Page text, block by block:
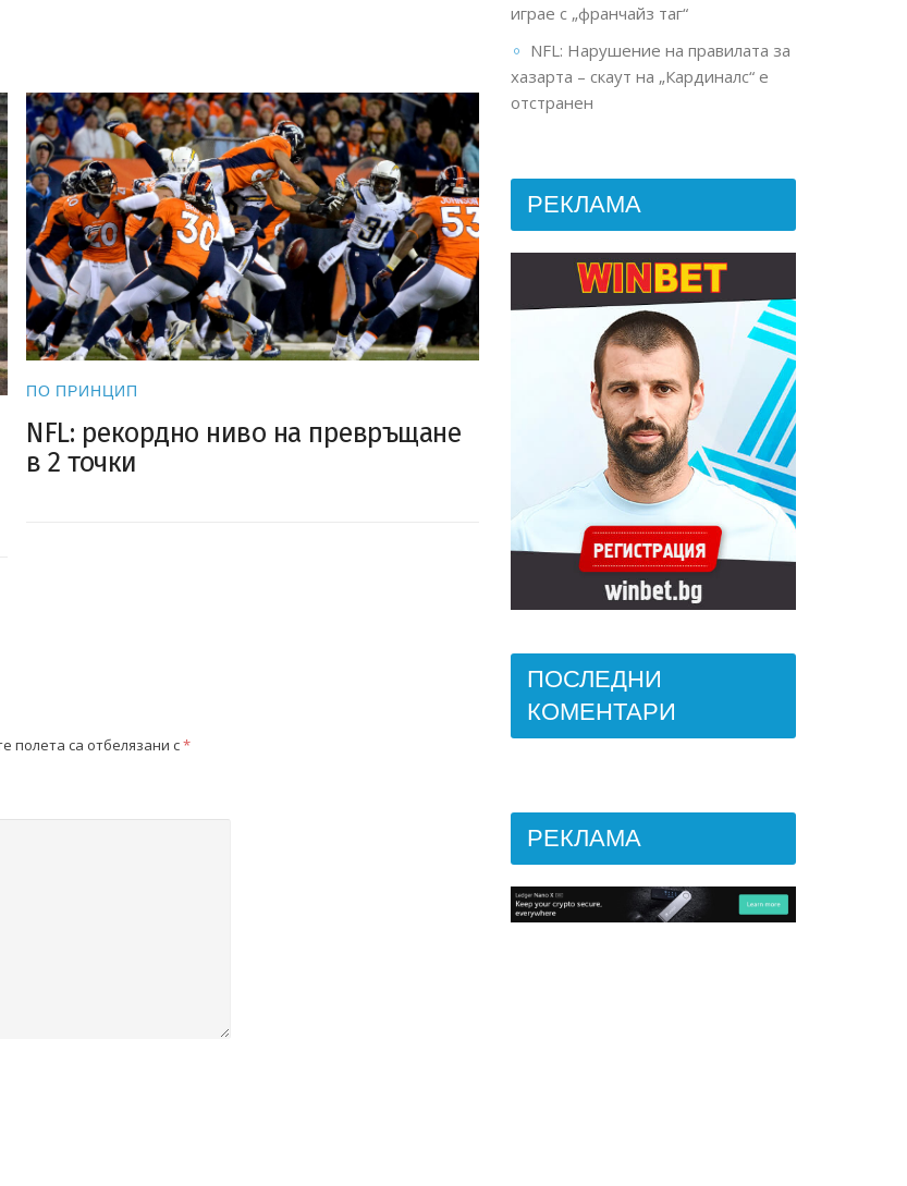
ПО ПРИНЦИП
NFL: рекордно ниво на превръщане
в 2 точки
полета са отбелязани с*
играе с „франчайз таг“
NFL: Нарушение на правилата за
хазарта – скаут на „Кардиналс“ е
отстранен
РЕКЛАМА
ПОСЛЕДНИ
КОМЕНТАРИ
РЕКЛАМА